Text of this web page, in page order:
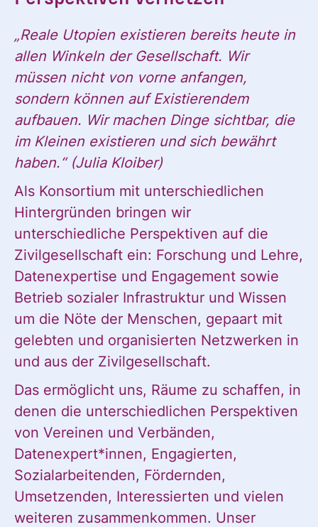
„Reale Utopien existieren bereits heute in
allen Winkeln der Gesellschaft. Wir
müssen nicht von vorne anfangen,
sondern können auf Existierendem
aufbauen. Wir machen Dinge sichtbar, die
im Kleinen existieren und sich bewährt
haben.“ (Julia Kloiber)
Als Konsortium mit unterschiedlichen
Hintergründen bringen wir
unterschiedliche Perspektiven auf die
Zivilgesellschaft ein: Forschung und Lehre,
Datenexpertise und Engagement sowie
Betrieb sozialer Infrastruktur und Wissen
um die Nöte der Menschen, gepaart mit
gelebten und organisierten Netzwerken in
und aus der Zivilgesellschaft.
Das ermöglicht uns, Räume zu schaffen, in
denen die unterschiedlichen Perspektiven
von Vereinen und Verbänden,
Datenexpert*innen, Engagierten,
Sozialarbeitenden, Fördernden,
Umsetzenden, Interessierten und vielen
weiteren zusammenkommen. Unser